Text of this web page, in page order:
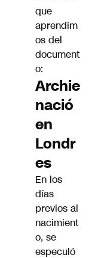
que
aprendim
os del
document
o:
Archie
nació
en
Londr
es
En los
días
previos al
nacimient
o, se
especuló